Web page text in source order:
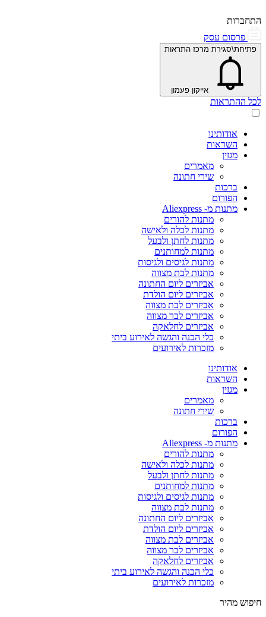
התחברות
פרסום עסק
פתיחת\סגירת מרכז התראות
אייקון פעמון
לכל ההתראות
אודותינו
השראות
מגזין
מאמרים
שירי חתונה
ברכות
הפורום
מתנות מ- Aliexpress
מתנות להורים
מתנות לכלה ולאישה
מתנות לחתן ולבעל
מתנות למחותנים
מתנות לגיסים ולגיסות
מתנות לבת מצווה
אביזרים ליום החתונה
אביזרים ליום הולדת
אביזרים לבת מצווה
אביזרים לבר מצווה
אביזרים לחלאקה
כלי הכנה והגשה לאירוע ביתי
מזכרות לאירועים
אודותינו
השראות
מגזין
מאמרים
שירי חתונה
ברכות
הפורום
מתנות מ- Aliexpress
מתנות להורים
מתנות לכלה ולאישה
מתנות לחתן ולבעל
מתנות למחותנים
מתנות לגיסים ולגיסות
מתנות לבת מצווה
אביזרים ליום החתונה
אביזרים ליום הולדת
אביזרים לבת מצווה
אביזרים לבר מצווה
אביזרים לחלאקה
כלי הכנה והגשה לאירוע ביתי
מזכרות לאירועים
חיפוש מהיר